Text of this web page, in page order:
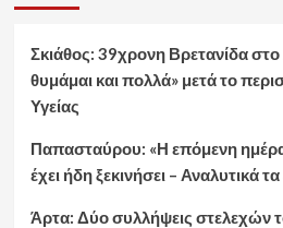
Σκιάθος: 39χρονη Βρετανίδα
θυμάμαι και πολλά» μετά το
Υγείας
Παπασταύρου: «Η επόμενη
έχει ήδη ξεκινήσει – Αναλυτικά
Άρτα: Δύο συλλήψεις